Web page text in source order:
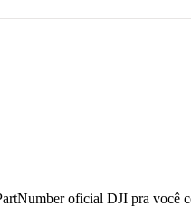
oficial DJI pra você